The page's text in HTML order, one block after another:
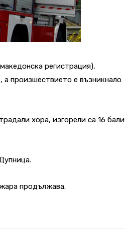
регистрация),
произшествието е възникнало
хора, изгорели са 16 бали
продължава.